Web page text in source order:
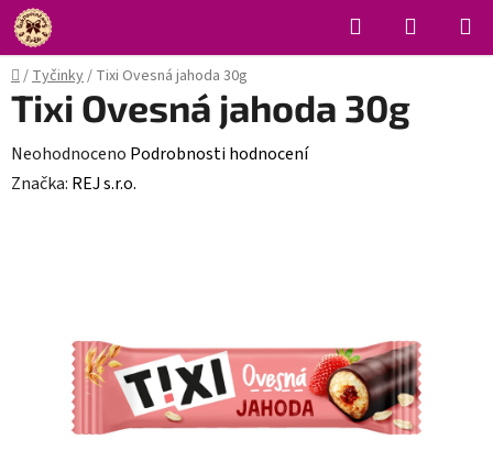
Přejít
na
obsah
Hledat
KOŠÍK
Domů
/Tyčinky/ Tixi Ovesná jahoda 30g
Tixi Ovesná jahoda 30g
Průměrné
hodnocení
hvězdiček.
Neohodnoceno Podrobnosti hodnocení
Značka: REJ s.r.o.